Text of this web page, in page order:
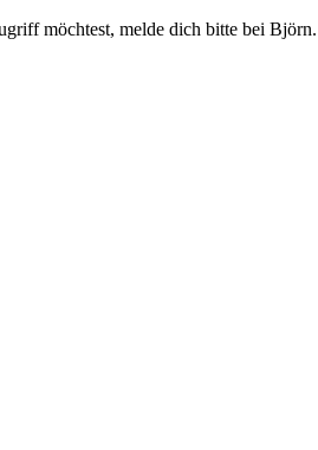
möchtest, melde dich bitte bei Björn.